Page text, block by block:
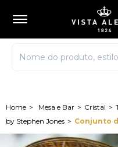
Mesa e Bar Cristal
by Stephen Jones
Conjunto